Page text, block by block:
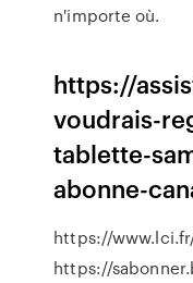
n'importe où.
https://
voudrais-
tablette-
abonne-
https://
https://